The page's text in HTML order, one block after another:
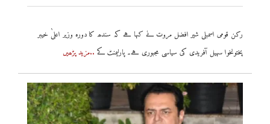
رکن قومی اسمبلی شیر افضل مروت نے کہا ہے کہ سندھ کا دورہ وزیر اعلیٰ خیبر
پختونخوا سہیل آفریدی کی سیاسی مجبوری ہے۔ پارلیمنٹ کے ..مزید پڑھیں